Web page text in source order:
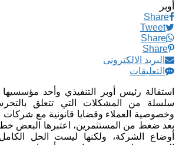
أوبر
Share
Tweet
Share
Share
البريد الالكترونى
التعليقات
استقالة رئيس أوبر التنفيذي وأحد مؤسسيها
سلسلة من المشكلات التي تتعلق
وخصوصية العملاء وقضايا قانونية مع
بعد ضغط من المستثمرين، اعتبرها البعض
أوضاع الشركة، ولكنها ليست الحل